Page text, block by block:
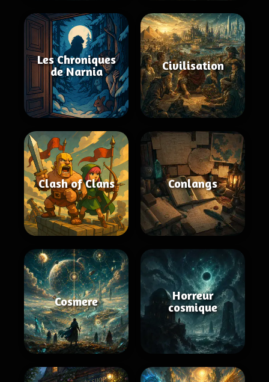
Les Chroniques
de Narnia
Civilisation
Clash of Clans Conlangs
Cosmere
Horreur
cosmique